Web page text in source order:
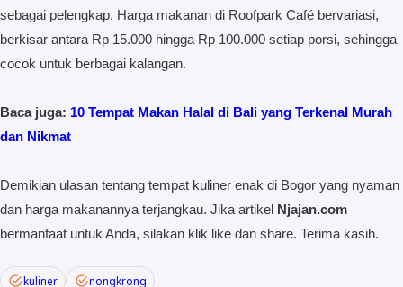
sebagai pelengkap. Harga makanan di Roofpark Café bervariasi,
berkisar antara Rp 15.000 hingga Rp 100.000 setiap porsi, sehingga
cocok untuk berbagai kalangan.
Baca juga: 10 Tempat Makan Halal di Bali yang Terkenal Murah
dan Nikmat
Demikian ulasan tentang tempat kuliner enak di Bogor yang nyaman
dan harga makanannya terjangkau. Jika artikel Njajan.com
bermanfaat untuk Anda, silakan klik like dan share. Terima kasih.
kuliner nongkrong